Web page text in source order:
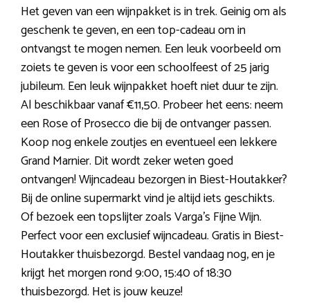
Het geven van een wijnpakket is in trek. Geinig om als
geschenk te geven, en een top-cadeau om in
ontvangst te mogen nemen. Een leuk voorbeeld om
zoiets te geven is voor een schoolfeest of 25 jarig
jubileum. Een leuk wijnpakket hoeft niet duur te zijn.
Al beschikbaar vanaf €11,50. Probeer het eens: neem
een Rose of Prosecco die bij de ontvanger passen.
Koop nog enkele zoutjes en eventueel een lekkere
Grand Marnier. Dit wordt zeker weten goed
ontvangen! Wijncadeau bezorgen in Biest-Houtakker?
Bij de online supermarkt vind je altijd iets geschikts.
Of bezoek een topslijter zoals Varga’s Fijne Wijn.
Perfect voor een exclusief wijncadeau. Gratis in Biest-
Houtakker thuisbezorgd. Bestel vandaag nog, en je
krijgt het morgen rond 9:00, 15:40 of 18:30
thuisbezorgd. Het is jouw keuze!